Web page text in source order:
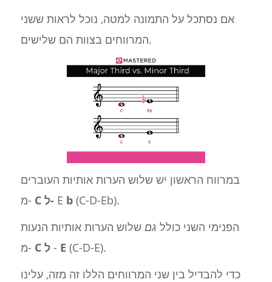
אם נסתכל על התמונה למטה, נוכל לראות ששני
המרווחים בצוות הם שלישים.
במרווח הראשון יש שלוש הערות אותיות העוברים
מ-
C ל-E b(C-D-Eb).
הפנימי השני כולל גם שלוש הערות אותיות הנעות
מ-
C ל- E (C-D-E).
כדי להבדיל בין שני המרווחים הללו זה מזה, עלינו